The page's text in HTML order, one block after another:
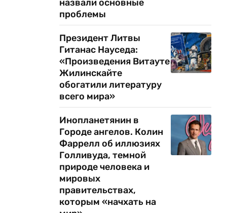
назвали основные
проблемы
Президент Литвы
Гитанас Науседа:
«Произведения Витауте
Жилинскайте
обогатили литературу
всего мира»
Инопланетянин в
Городе ангелов. Колин
Фаррелл об иллюзиях
Голливуда, темной
природе человека и
мировых
правительствах,
которым «начхать на